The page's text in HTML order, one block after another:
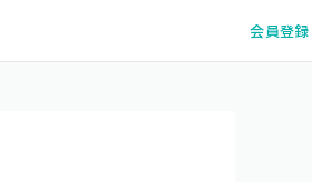
会員登録